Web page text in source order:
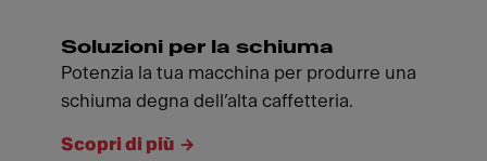
Soluzioni per la schiuma
Potenzia la tua macchina per produrre una
schiuma degna dell’alta caffetteria.
Scopri di più